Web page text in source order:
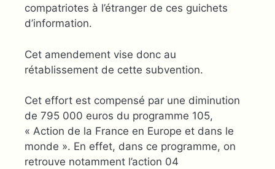
compatriotes à l’étranger de ces guichets
d’information.
Cet amendement vise donc au
rétablissement de cette subvention.
Cet effort est compensé par une diminution
de 795 000 euros du programme 105,
« Action de la France en Europe et dans le
monde ». En effet, dans ce programme, on
retrouve notamment l’action 04